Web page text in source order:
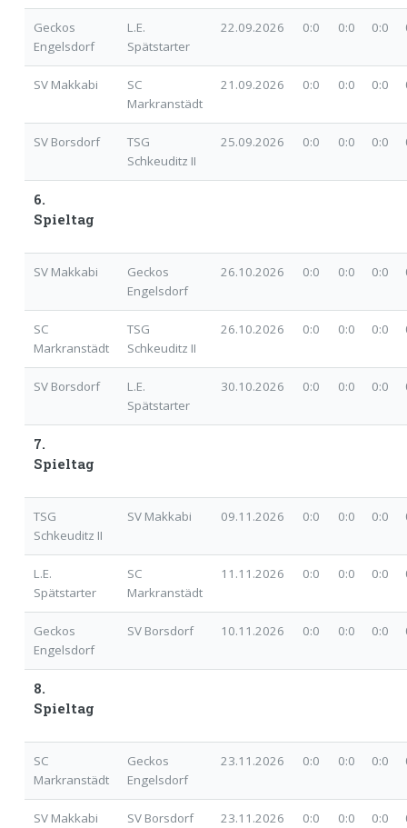
Geckos
Engelsdorf
L.E.
Spätstarter
22.09.2026 0:0 0:0 0:0
SV Makkabi
SC
Markranstädt
21.09.2026 0:0 0:0 0:0
SV Borsdorf
TSG
Schkeuditz II
25.09.2026 0:0 0:0 0:0
6.
Spieltag
SV Makkabi
Geckos
Engelsdorf
26.10.2026 0:0 0:0 0:0
SC
Markranstädt
TSG
Schkeuditz II
26.10.2026 0:0 0:0 0:0
SV Borsdorf
L.E.
Spätstarter
30.10.2026 0:0 0:0 0:0
7.
Spieltag
TSG
Schkeuditz II
SV Makkabi 09.11.2026 0:0 0:0 0:0
L.E.
Spätstarter
SC
Markranstädt
11.11.2026 0:0 0:0 0:0
Geckos
Engelsdorf
SV Borsdorf 10.11.2026 0:0 0:0 0:0
8.
Spieltag
SC
Markranstädt
Geckos
Engelsdorf
23.11.2026 0:0 0:0 0:0
SV Makkabi SV Borsdorf 23.11.2026 0:0 0:0 0:0